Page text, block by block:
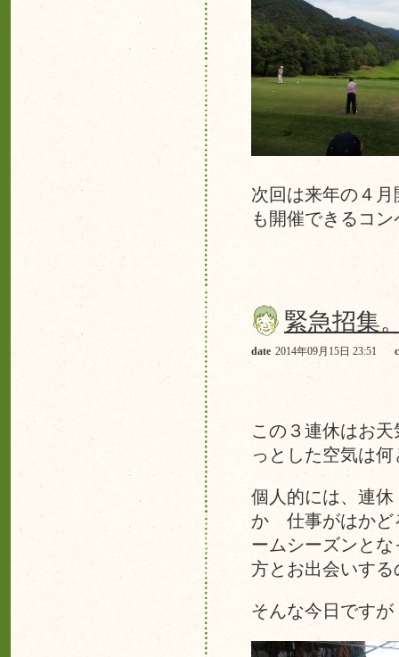
次回は来年の４
も開催できるコ
緊急招集
date 2014年09月15日 23:51
この３連休はお
っとした空気は
個人的には、連
か 仕事がはかど
ームシーズンと
方とお出会いす
そんな今日です